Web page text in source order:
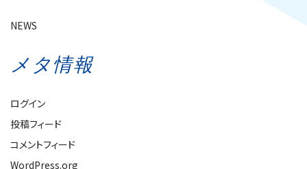
NEWS
メタ情報
ログイン
投稿フィード
コメントフィード
WordPress.org